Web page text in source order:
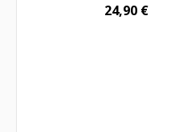
24,90 €